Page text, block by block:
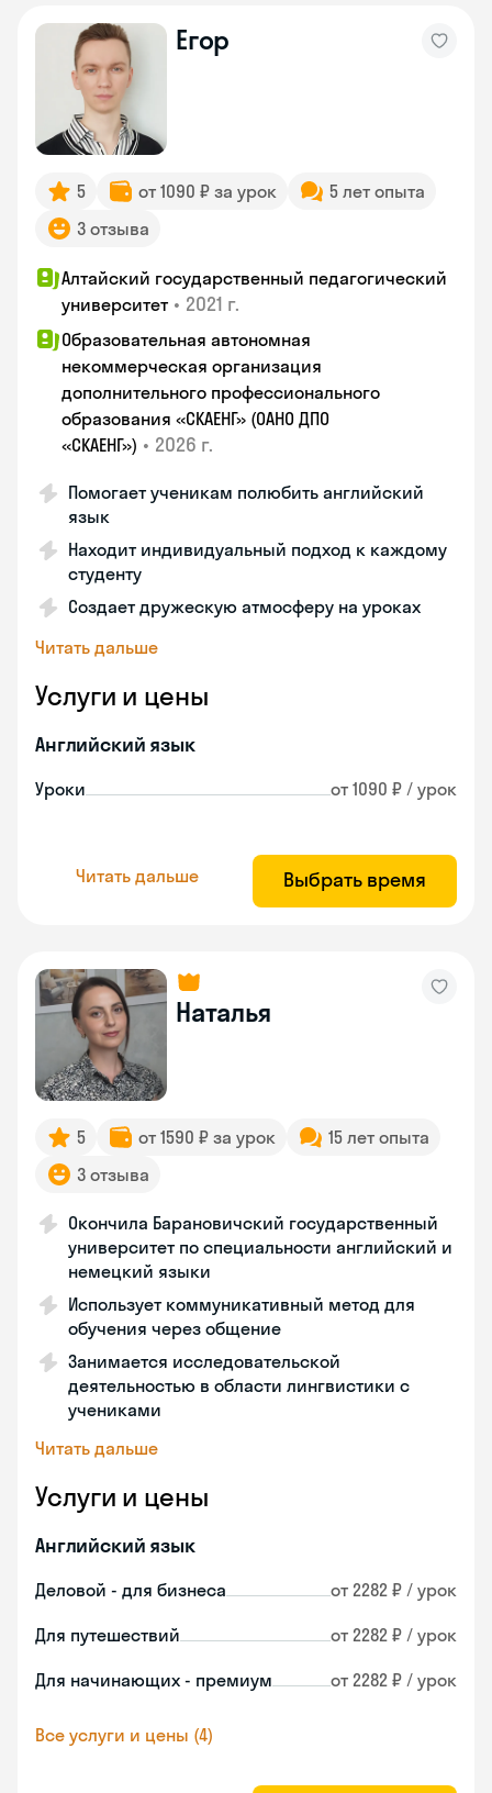
Егор
5 от 1090 ₽ за урок
5 лет опыта
3 отзыва
Алтайский государственный педагогический
университет • 2021 г.
Образовательная автономная
некоммерческая организация
дополнительного профессионального
образования «СКАЕНГ» (ОАНО ДПО
«СКАЕНГ») • 2026 г.
Помогает ученикам полюбить английский
язык
Находит индивидуальный подход к каждому
студенту
Создает дружескую атмосферу на уроках
Читать дальше
Услуги и цены
Английский язык
Уроки от 1090 ₽ / урок
Читать дальше Выбрать время
Наталья
5 от 1590 ₽ за урок
15 лет опыта
3 отзыва
Окончила Барановичский государственный
университет по специальности английский и
немецкий языки
Использует коммуникативный метод для
обучения через общение
Занимается исследовательской
деятельностью в области лингвистики с
учениками
Читать дальше
Услуги и цены
Английский язык
Деловой - для бизнеса от 2282 ₽ / урок
Для путешествий от 2282 ₽ / урок
Для начинающих - премиум от 2282 ₽ / урок
Все услуги и цены (4)